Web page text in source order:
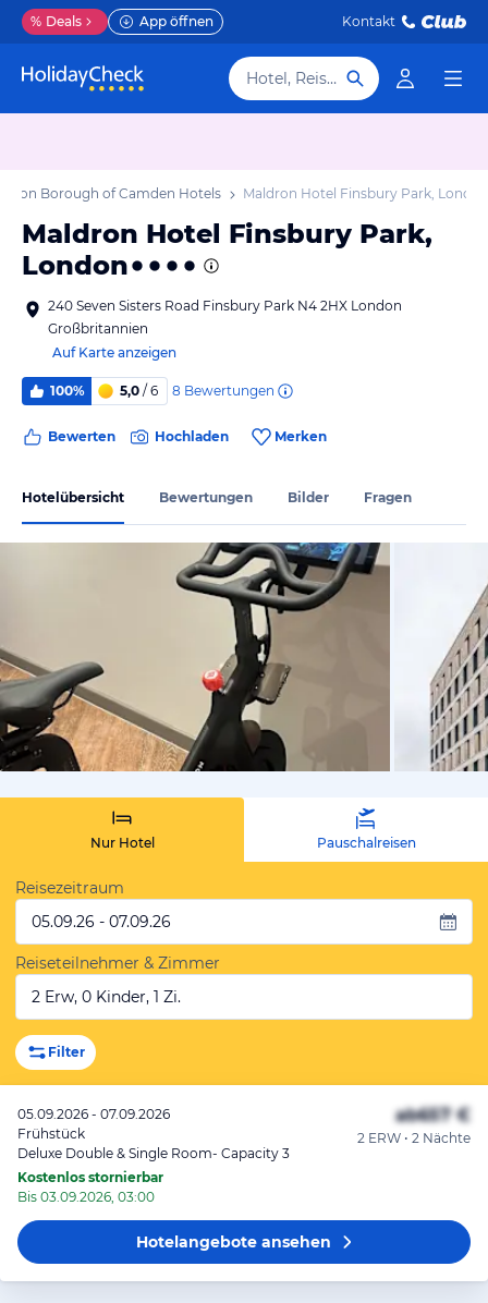
% Deals App öffnen Kontakt
Hotel, Reiseziel
Borough of Camden Hotels Maldron Hotel Finsbury Park, London
Maldron Hotel Finsbury Park,
London
240 Seven Sisters Road Finsbury Park N4 2HX London
Großbritannien
Auf Karte anzeigen
100% 5,0 / 6 8 Bewertungen
Bewerten Hochladen Merken
Hotelübersicht Bewertungen Bilder Fragen
von
Nur Hotel Pauschalreisen
Reisezeitraum
05.09.26 - 07.09.26
Reiseteilnehmer & Zimmer
2 Erw, 0 Kinder, 1 Zi.
Filter
05.09.2026 - 07.09.2026
Frühstück
Deluxe Double & Single Room- Capacity 3
Kostenlos stornierbar
Bis 03.09.2026, 03:00
ab657 €
2 ERW • 2 Nächte
Hotelangeboteansehen